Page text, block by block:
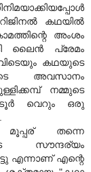
കഥയില്‍
അംശം
ലൈന്‍ പ്രേമം
കഥയുടെ
അവസാനം
നമ്മുടെ
വെറും ഒരു
മൂപ്പര് തന്നെ
സൗന്ദര്യം
എന്നാണ് എന്റെ